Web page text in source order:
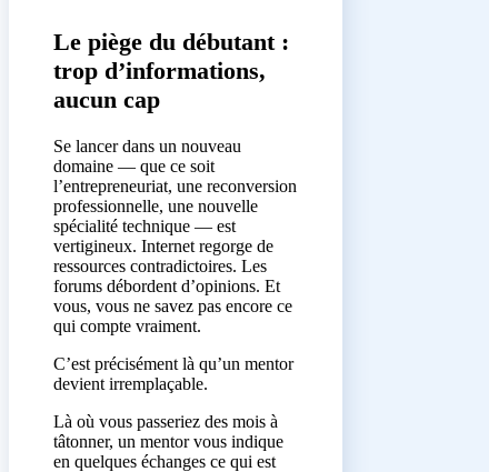
Le piège du débutant :
trop d’informations,
aucun cap
Se lancer dans un nouveau
domaine — que ce soit
l’entrepreneuriat, une reconversion
professionnelle, une nouvelle
spécialité technique — est
vertigineux. Internet regorge de
ressources contradictoires. Les
forums débordent d’opinions. Et
vous, vous ne savez pas encore ce
qui compte vraiment.
C’est précisément là qu’un mentor
devient irremplaçable.
Là où vous passeriez des mois à
tâtonner, un mentor vous indique
en quelques échanges ce qui est